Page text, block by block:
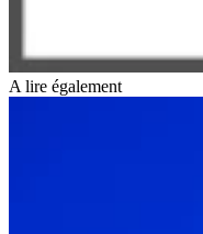
A lire également